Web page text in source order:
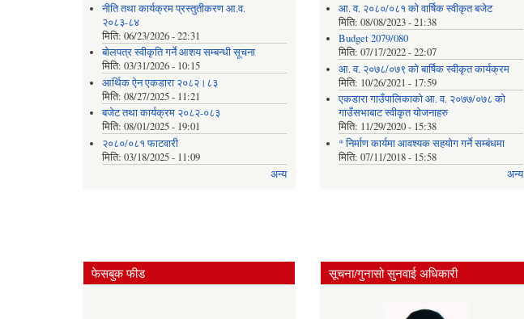
नीति तथा कार्यक्रम प्रस्तुतीकरण आ.व.
२०८३-८४
मिति: 06/23/2026 - 22:31
बोलपत्र स्वीकृति गर्ने आशय सम्बन्धी सूचना
मिति: 03/31/2026 - 10:15
आर्थिक ऐन एकडारा २०८२।८३
मिति: 08/27/2025 - 11:21
बजेट तथा कार्यक्रम २०८२-०८३
मिति: 08/01/2025 - 19:01
२०८०/०८१ फाटवारी
मिति: 03/18/2025 - 11:09
अन्य
आ. व. २०८०/०८१ को वार्षिक स्वीकृत बजेट
मिति:08/08/2023 - 21:38
Budget 2079/080
मिति:07/17/2022 - 22:07
आ. व. २०७८/०७९ को बार्षिक स्वीकृत कार्यक्रम
मिति: 10/26/2021 - 17:59
एकडारा गाउँपालिकाको आ. व. २०७७/०७८ को
गाउँसभाबाट स्वीकृत योजनाहरु
मिति: 11/29/2020 - 15:38
* निर्माण कार्यमा आवश्यक सहयोग गर्ने सम्बंधमा
मिति:07/11/2018 - 15:58
अन्य
फेसबुक फीड सूचना/गुनासो सुनवाई अधिकारी